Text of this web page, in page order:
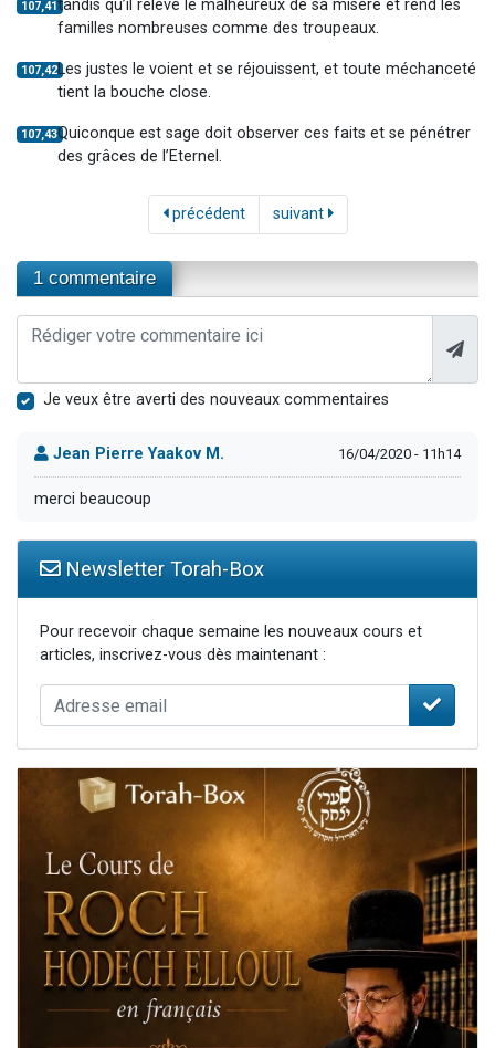
107,41tandis qu’il relève le malheureux de sa misère et rend les
familles nombreuses comme des troupeaux.
107,42Les justes le voient et se réjouissent, et toute méchanceté
tient la bouche close.
107,43Quiconque est sage doit observer ces faits et se pénétrer
des grâces de l’Eternel.
précédent suivant
1 commentaire
Je veux être averti des nouveaux commentaires
Jean Pierre Yaakov M. 16/04/2020 - 11h14
merci beaucoup
Newsletter Torah-Box
Pour recevoir chaque semaine les nouveaux cours et
articles, inscrivez-vous dès maintenant :